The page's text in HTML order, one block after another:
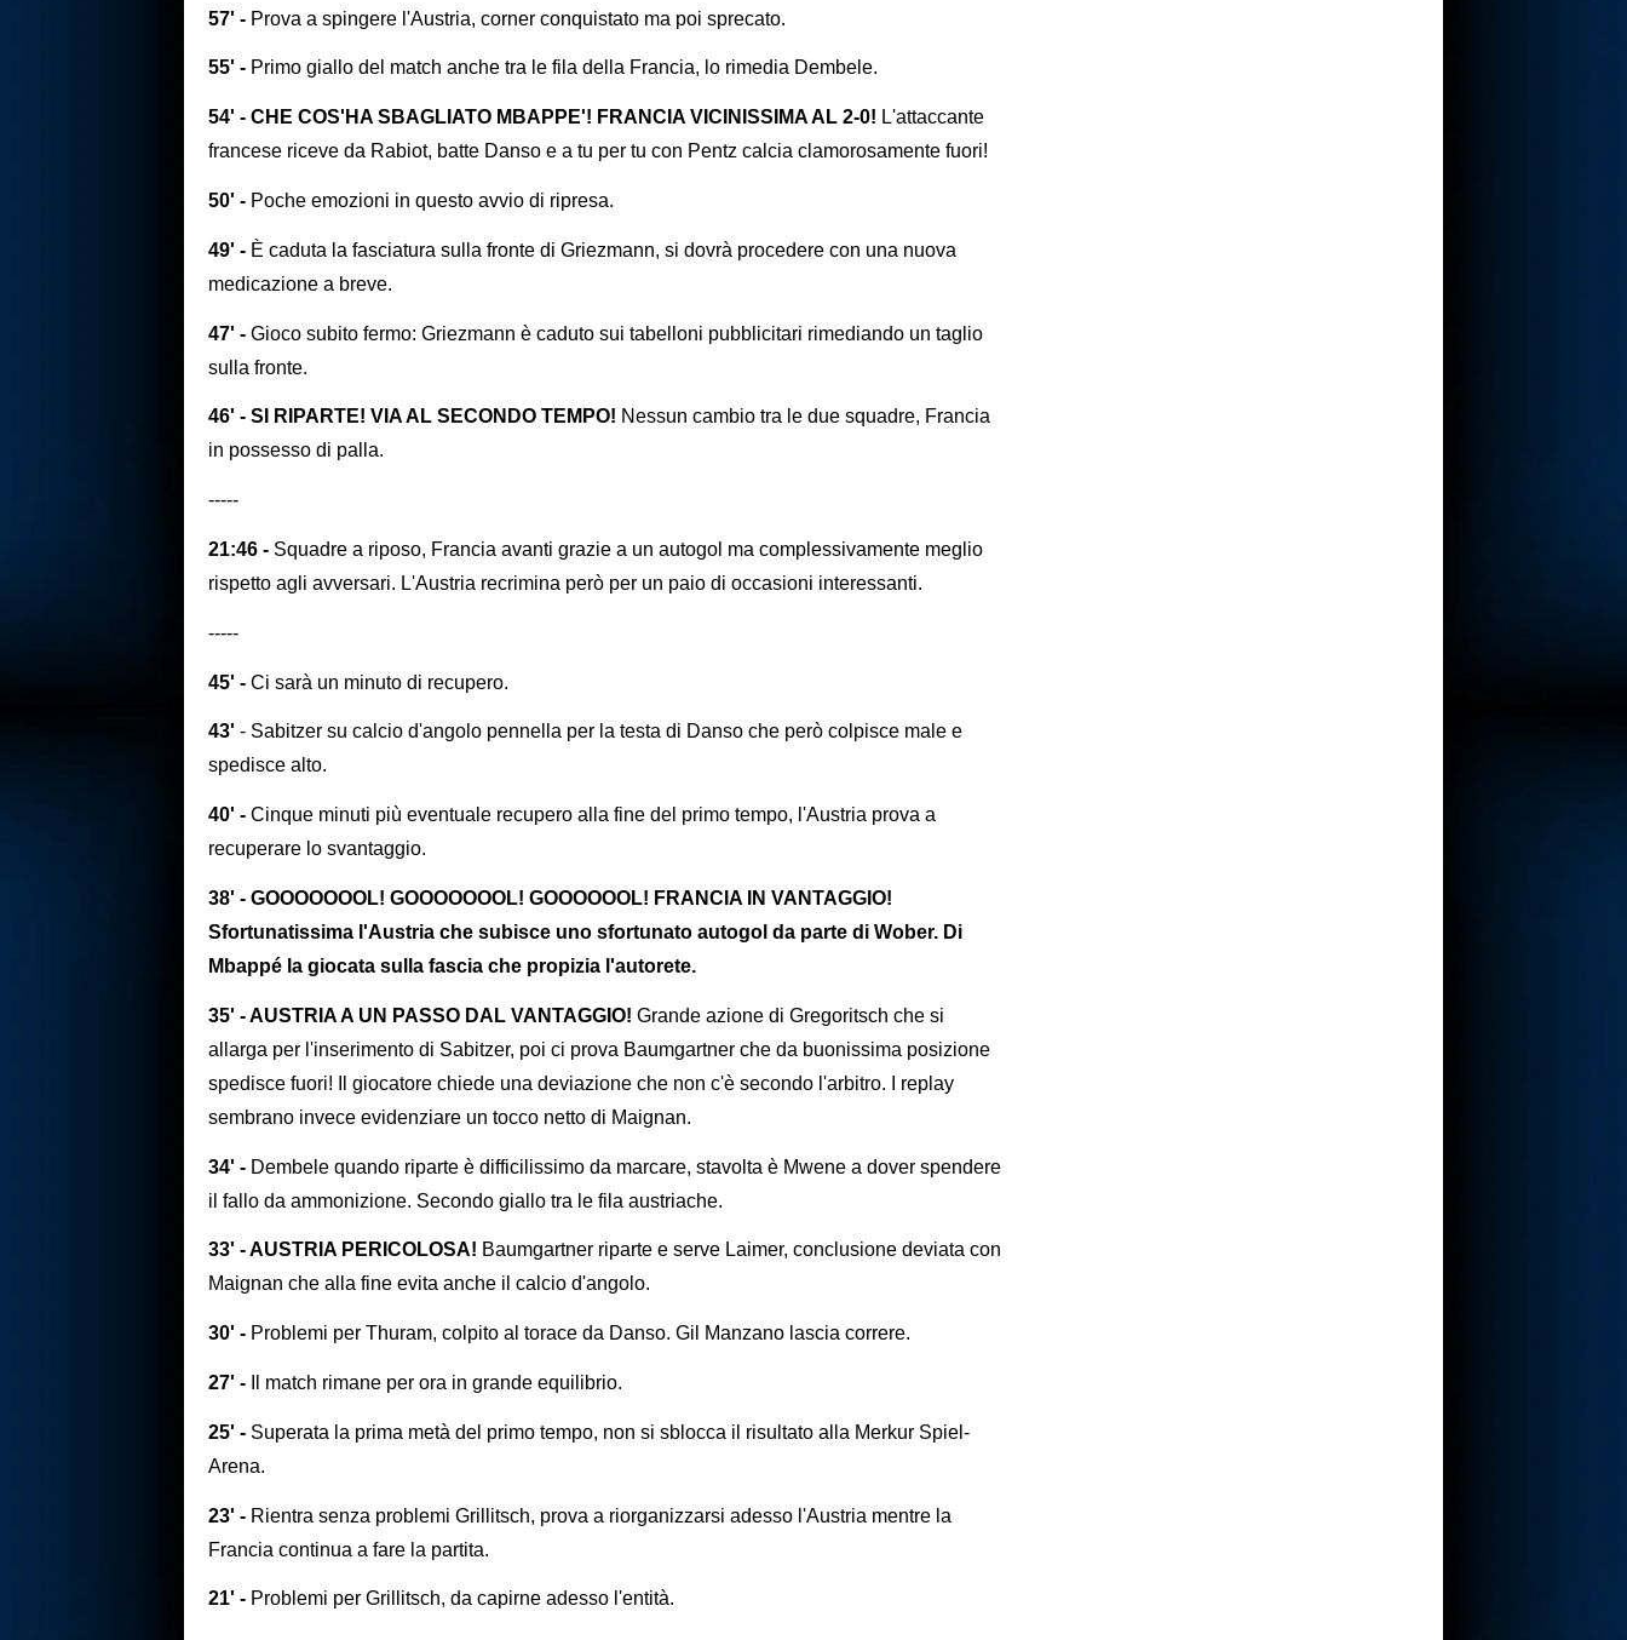
57' - Prova a spingere l'Austria, corner conquistato ma poi sprecato.
55' - Primo giallo del match anche tra le fila della Francia, lo rimedia Dembele.
54' - CHE COS'HA SBAGLIATO MBAPPE'! FRANCIA VICINISSIMA AL 2-0! L'attaccante
francese riceve da Rabiot, batte Danso e a tu per tu con Pentz calcia clamorosamente fuori!
50' - Poche emozioni in questo avvio di ripresa.
49' - È caduta la fasciatura sulla fronte di Griezmann, si dovrà procedere con una nuova
medicazione a breve.
47' - Gioco subito fermo: Griezmann è caduto sui tabelloni pubblicitari rimediando un taglio
sulla fronte.
46' - SI RIPARTE! VIA AL SECONDO TEMPO! Nessun cambio tra le due squadre, Francia
in possesso di palla.
-----
21:46 - Squadre a riposo, Francia avanti grazie a un autogol ma complessivamente meglio
rispetto agli avversari. L'Austria recrimina però per un paio di occasioni interessanti.
-----
45' - Ci sarà un minuto di recupero.
43' - Sabitzer su calcio d'angolo pennella per la testa di Danso che però colpisce male e
spedisce alto.
40' - Cinque minuti più eventuale recupero alla fine del primo tempo, l'Austria prova a
recuperare lo svantaggio.
38' - GOOOOOOOL! GOOOOOOOL! GOOOOOOL! FRANCIA IN VANTAGGIO!
Sfortunatissima l'Austria che subisce uno sfortunato autogol da parte di Wober. Di
Mbappé la giocata sulla fascia che propizia l'autorete.
35' - AUSTRIA A UN PASSO DAL VANTAGGIO! Grande azione di Gregoritsch che si
allarga per l'inserimento di Sabitzer, poi ci prova Baumgartner che da buonissima posizione
spedisce fuori! Il giocatore chiede una deviazione che non c'è secondo l'arbitro. I replay
sembrano invece evidenziare un tocco netto di Maignan.
34' - Dembele quando riparte è difficilissimo da marcare, stavolta è Mwene a dover spendere
il fallo da ammonizione. Secondo giallo tra le fila austriache.
33' - AUSTRIA PERICOLOSA! Baumgartner riparte e serve Laimer, conclusione deviata con
Maignan che alla fine evita anche il calcio d'angolo.
30' - Problemi per Thuram, colpito al torace da Danso. Gil Manzano lascia correre.
27' - Il match rimane per ora in grande equilibrio.
25' - Superata la prima metà del primo tempo, non si sblocca il risultato alla Merkur Spiel-
Arena.
23' - Rientra senza problemi Grillitsch, prova a riorganizzarsi adesso l'Austria mentre la
Francia continua a fare la partita.
21' - Problemi per Grillitsch, da capirne adesso l'entità.